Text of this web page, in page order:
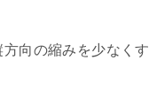
向の縮みを少なくす